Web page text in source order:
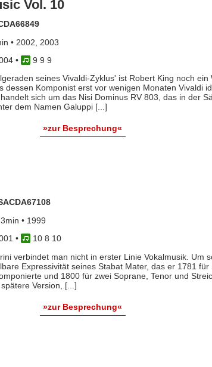
Vol. 10
• 2002, 2003
•
9 9 9
seines Vivaldi-Zyklus' ist Robert King noch ein
dessen Komponist erst vor wenigen Monaten Vivaldi
sich um das Nisi Dominus RV 803, das in der
dem Namen Galuppi [...]
»zur Besprechung«
• 1999
•
10 8 10
verbindet man nicht in erster Linie Vokalmusik. Um
Expressivität seines Stabat Mater, das er 1781 für
und 1800 für zwei Soprane, Tenor und
Version, [...]
»zur Besprechung«